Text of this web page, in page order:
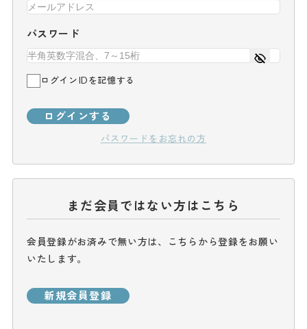
パスワード
ログインIDを記憶する
ログインする
パスワードをお忘れの方
まだ会員ではない方はこちら
会員登録がお済みで無い方は、こちらから登録をお願い
いたします。
新規会員登録